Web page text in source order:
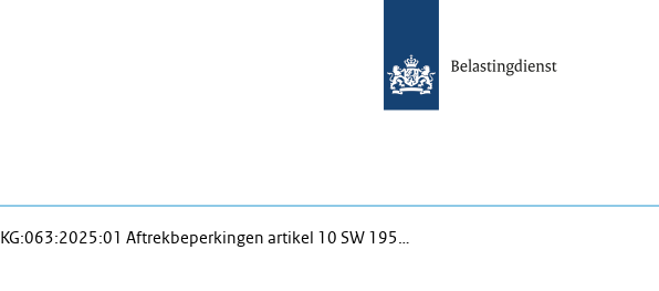
KG:063:2025:01 Aftrekbeperkingen artikel 10 SW 195…